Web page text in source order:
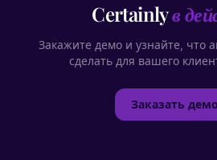
Certainlyв
Закажите демо и узнайте, что
сделать для вашего
Заказать демо